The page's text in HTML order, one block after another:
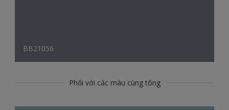
BB21056
Phối với các màu cùng tông